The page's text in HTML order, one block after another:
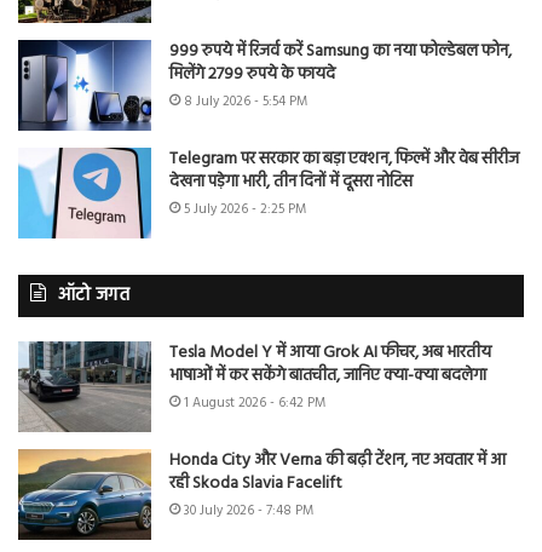
999 रुपये में रिजर्व करें Samsung का नया फोल्डेबल फोन,
मिलेंगे 2799 रुपये के फायदे
8 July 2026 - 5:54 PM
Telegram पर सरकार का बड़ा एक्शन, फिल्में और वेब सीरीज
देखना पड़ेगा भारी, तीन दिनों में दूसरा नोटिस
5 July 2026 - 2:25 PM
ऑटो जगत
Tesla Model Y में आया Grok AI फीचर, अब भारतीय
भाषाओं में कर सकेंगे बातचीत, जानिए क्या-क्या बदलेगा
1 August 2026 - 6:42 PM
Honda City और Verna की बढ़ी टेंशन, नए अवतार में आ
रही Skoda Slavia Facelift
30 July 2026 - 7:48 PM